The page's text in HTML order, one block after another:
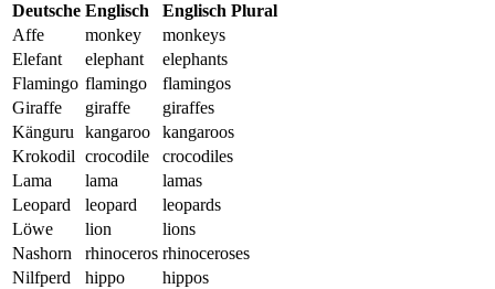
Deutsche Englisch
Englisch Plural
Affe
monkey
monkeys
Elefant
elephant
elephants
Flamingo flamingo
flamingos
Giraffe
giraffe
giraffes
Känguru
kangaroo
kangaroos
Krokodil crocodile
crocodiles
Lama
lama
lamas
Leopard
leopard
leopards
Löwe
lion
lions
Nashorn
rhinoceros rhinoceroses
Nilfperd
hippo
hippos